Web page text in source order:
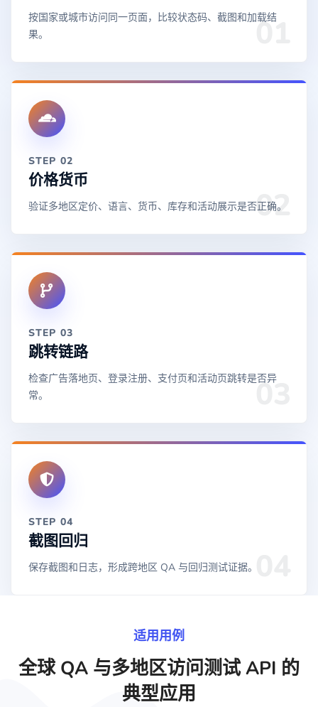
按国家或城市访问同一页面，比较状态码、截图和加载结
果。
01
STEP 02
价格货币
验证多地区定价、语言、货币、库存和活动展示是否正确。
02
STEP 03
跳转链路
检查广告落地页、登录注册、支付页和活动页跳转是否异
常。
03
STEP 04
截图回归
保存截图和日志，形成跨地区 QA 与回归测试证据。
适用用例
全球 QA 与多地区访问测试 API 的
典型应用